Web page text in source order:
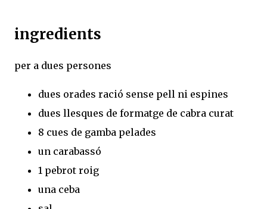
ingredients
per a dues persones
dues orades ració sense pell ni espines
dues llesques de formatge de cabra curat
8 cues de gamba pelades
un carabassó
1 pebrot roig
una ceba